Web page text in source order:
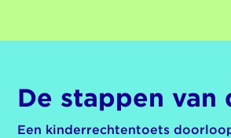
De stappen van
Een kinderrechtentoets